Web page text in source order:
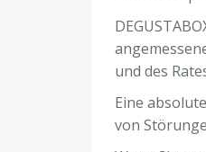
und des
Eine
von